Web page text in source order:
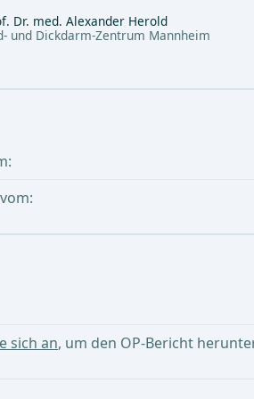
Dr. med. Alexander Herold
und Dickdarm-Zentrum Mannheim
sich an, um den OP-Bericht